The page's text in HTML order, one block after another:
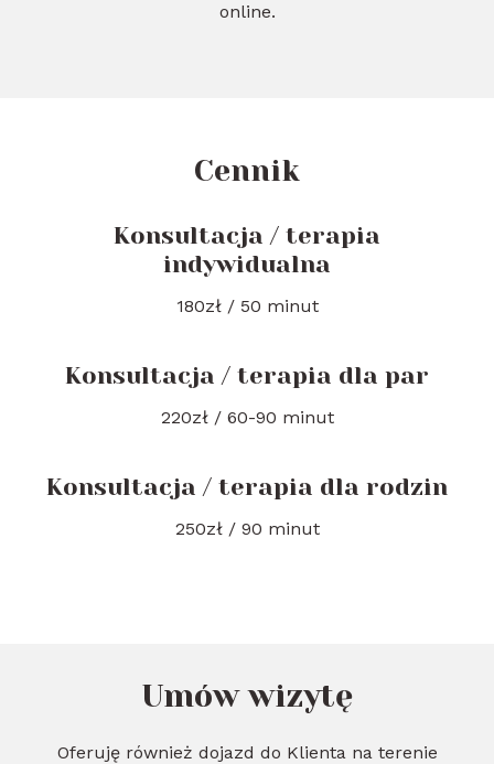
online.
Cennik
Konsultacja / terapia
indywidualna
180zł / 50 minut
Konsultacja / terapia dla par
220zł / 60-90 minut
Konsultacja / terapia dla rodzin
250zł / 90 minut
Umów wizytę
Oferuję również dojazd do Klienta na terenie